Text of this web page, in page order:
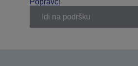
Popravci
Idi na podršku